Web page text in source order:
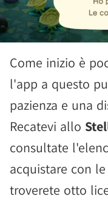
Come inizio è
l'app a questo
pazienza e una
Recatevi allo
consultate
acquistare con
troverete otto